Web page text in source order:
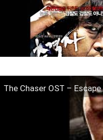
The Chaser OST – Escape